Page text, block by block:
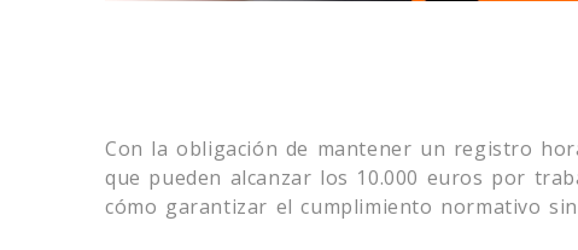
Con la obligación de mantener un registro
que pueden alcanzar los 10.000 euros por
cómo garantizar el cumplimiento normativo sin